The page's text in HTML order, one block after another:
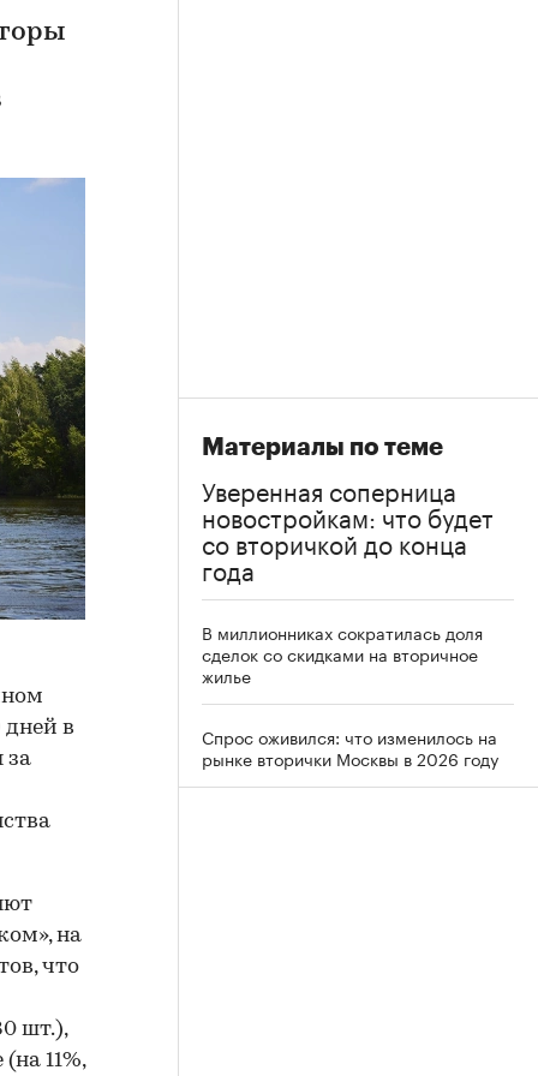
дней в
за
на
что
шт.),
11%,
Материалы по теме
Уверенная соперница
новостройкам: что будет
со вторичкой до конца
года
В миллионниках сократилась доля
сделок со скидками на вторичное
жилье
Спрос оживился: что изменилось на
рынке вторички Москвы в 2026 году